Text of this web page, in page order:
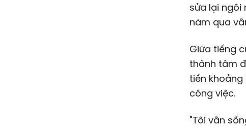
sửa lại ngôi
năm qua
Giữa tiếng
thành tâm
tiền khoảng
công việc.
"Tôi vẫn